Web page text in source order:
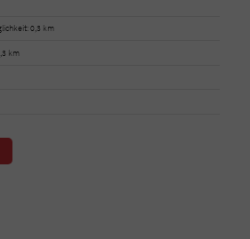
0,3 km
km